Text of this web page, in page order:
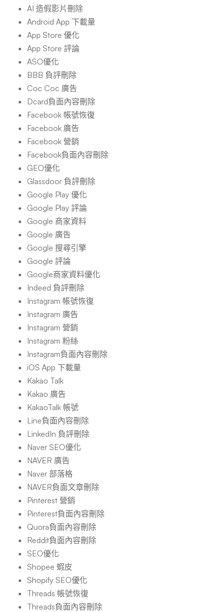
AI 造假影片刪除
Android App 下載量
App Store 優化
App Store 評論
ASO優化
BBB 負評刪除
Coc Coc 廣告
Dcard負面內容刪除
Facebook 帳號恢復
Facebook 廣告
Facebook 營銷
Facebook負面內容刪除
GEO優化
Glassdoor 負評刪除
Google Play 優化
Google Play 評論
Google 商家資料
Google 廣告
Google 搜尋引擎
Google 評論
Google商家資料優化
Indeed 負評刪除
Instagram 帳號恢復
Instagram 廣告
Instagram 營銷
Instagram 粉絲
Instagram負面內容刪除
iOS App 下載量
Kakao Talk
Kakao 廣告
KakaoTalk 帳號
Line負面內容刪除
LinkedIn 負評刪除
Naver SEO優化
NAVER 廣告
Naver 部落格
NAVER負面文章刪除
Pinterest 營銷
Pinterest負面內容刪除
Quora負面內容刪除
Reddit負面內容刪除
SEO優化
Shopee 蝦皮
Shopify SEO優化
Threads 帳號恢復
Threads負面內容刪除